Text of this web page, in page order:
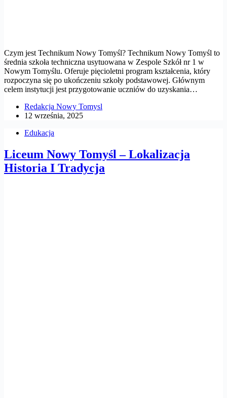
Czym jest Technikum Nowy Tomyśl? Technikum Nowy Tomyśl to
średnia szkoła techniczna usytuowana w Zespole Szkół nr 1 w
Nowym Tomyślu. Oferuje pięcioletni program kształcenia, który
rozpoczyna się po ukończeniu szkoły podstawowej. Głównym
celem instytucji jest przygotowanie uczniów do uzyskania…
Redakcja Nowy Tomysl
12 września, 2025
Edukacja
Liceum Nowy Tomyśl – Lokalizacja
Historia I Tradycja